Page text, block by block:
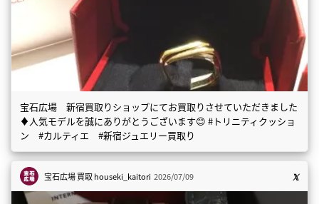
宝石広場 新宿買取りショップにてお買取りさせていただきました
♦️人気モデルを誠にありがとうございます😊 #トリニティクッショ
ン #カルティエ #新宿ジュエリー買取り
宝石広場 買取houseki_kaitori 2026/07/09